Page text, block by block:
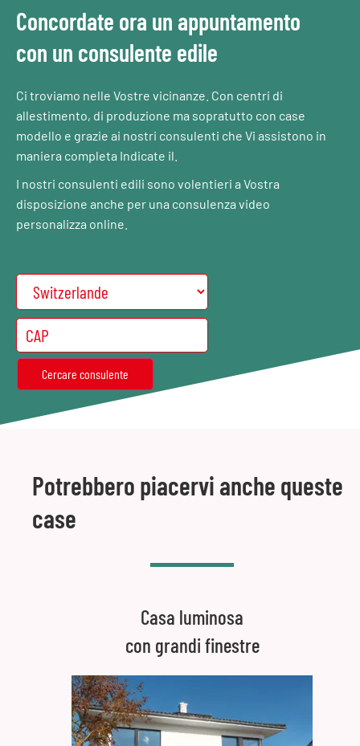
Concordate ora un appuntamento
con un consulente edile
Ci troviamo nelle Vostre vicinanze. Con centri di
allestimento, di produzione ma sopratutto con case
modello e grazie ai nostri consulenti che Vi assistono in
maniera completa Indicate il.
I nostri consulenti edili sono volentieri a Vostra
disposizione anche per una consulenza video
personalizza online.
Potrebbero piacervi anche queste
case
Casa luminosa
con grandi finestre